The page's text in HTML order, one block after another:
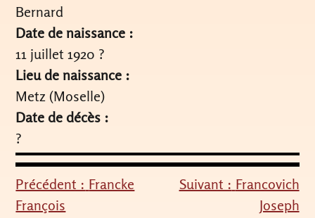
Bernard
Date de naissance :
11 juillet 1920 ?
Lieu de naissance :
Metz (Moselle)
Date de décès :
?
Navigation
Précédent : Francke
François
Suivant : Francovich
Joseph